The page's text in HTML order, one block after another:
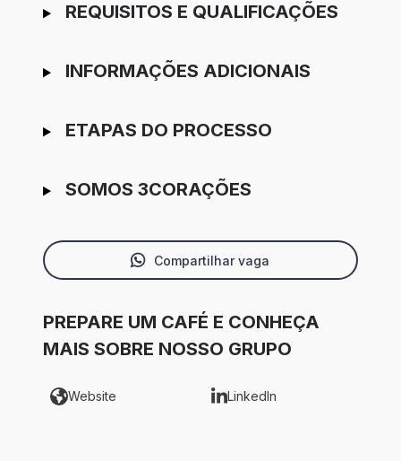
REQUISITOS E QUALIFICAÇÕES
INFORMAÇÕES ADICIONAIS
ETAPAS DO PROCESSO
SOMOS 3CORAÇÕES
Compartilhar vaga
PREPARE UM CAFÉ E CONHEÇA
MAIS SOBRE NOSSO GRUPO
Website LinkedIn